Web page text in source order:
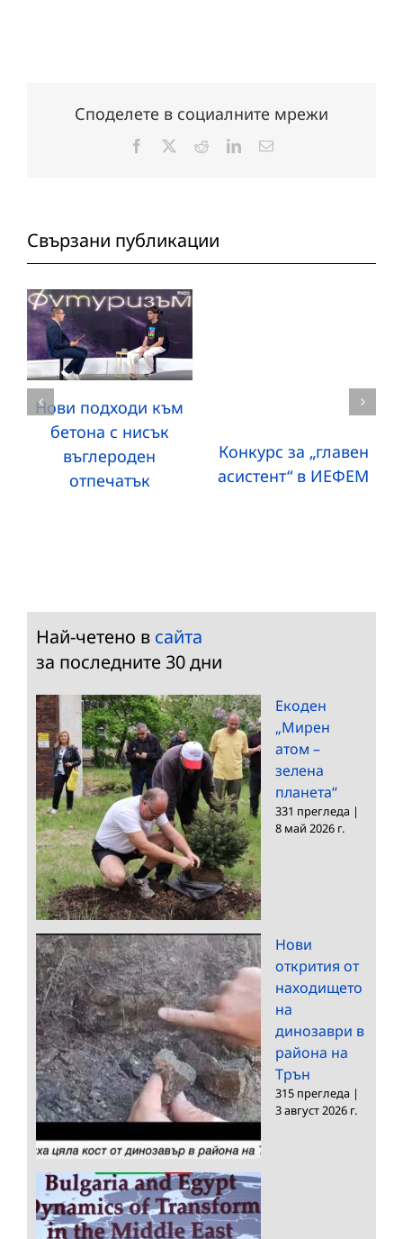
Споделете в социалните мрежи
Facebook RedditLinkedInЕлектронна
Свързани публикации
Нови подходи към
бетона с нисък
въглероден
отпечатък
Конкурс за „главен
асистент“ в ИЕФЕМ
Най-четено в сайта
за последните 30 дни
Екоден
„Мирен
атом –
зелена
планета“
331 прегледа |
8 май 2026 г.
Нови
открития от
находището
на
динозаври в
района на
Трън
315 прегледа |
3 август 2026 г.